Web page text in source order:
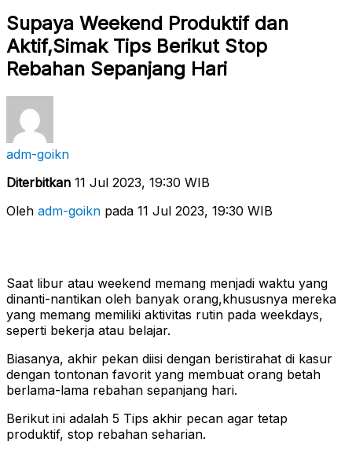
Supaya Weekend Produktif dan
Aktif,Simak Tips Berikut Stop
Rebahan Sepanjang Hari
adm-goikn
Diterbitkan 11 Jul 2023, 19:30 WIB
Oleh adm-goikn pada 11 Jul 2023, 19:30 WIB
Saat libur atau weekend memang menjadi waktu yang
dinanti-nantikan oleh banyak orang,khususnya mereka
yang memang memiliki aktivitas rutin pada weekdays,
seperti bekerja atau belajar.
Biasanya, akhir pekan diisi dengan beristirahat di kasur
dengan tontonan favorit yang membuat orang betah
berlama-lama rebahan sepanjang hari.
Berikut ini adalah 5 Tips akhir pecan agar tetap
produktif, stop rebahan seharian.